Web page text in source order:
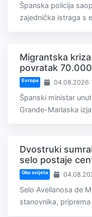
Španska policija
zajednička istraga s
Migrantska
povratak
Evropa 04.08.2026
Španski ministar
Grande-Marlaska
Dvostruki
selo postaje
Oko svijeta
Selo Avellanosa de
stanovnika,